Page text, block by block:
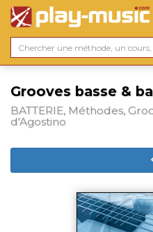
Grooves basse &
BATTERIE, Méthodes,
d'Agostino